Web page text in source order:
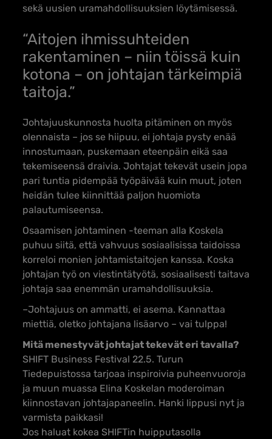
sekä uusien uramahdollisuuksien löytämisessä.
“Aitojen ihmissuhteiden
rakentaminen – niin töissä kuin
kotona – on johtajan tärkeimpiä
taitoja.”
Johtajuuskunnosta huolta pitäminen on myös
olennaista – jos se hiipuu, ei johtaja pysty enää
innostumaan, puskemaan eteenpäin eikä saa
tekemiseensä draivia. Johtajat tekevät usein jopa
pari tuntia pidempää työpäivää kuin muut, joten
heidän tulee kiinnittää paljon huomiota
palautumiseensa.
Osaamisen johtaminen -teeman alla Koskela
puhuu siitä, että vahvuus sosiaalisissa taidoissa
korreloi monien johtamistaitojen kanssa. Koska
johtajan työ on viestintätyötä, sosiaalisesti taitava
johtaja saa enemmän uramahdollisuuksia.
–Johtajuus on ammatti, ei asema. Kannattaa
miettiä, oletko johtajana lisäarvo – vai tulppa!
Mitä menestyvät johtajat tekevät eri tavalla?
SHIFT Business Festival 22.5. Turun
Tiedepuistossa tarjoaa inspiroivia puheenvuoroja
ja muun muassa Elina Koskelan moderoiman
kiinnostavan johtajapaneelin. Hanki lippusi nyt ja
varmista paikkasi!
Jos haluat kokea SHIFTin huipputasolla